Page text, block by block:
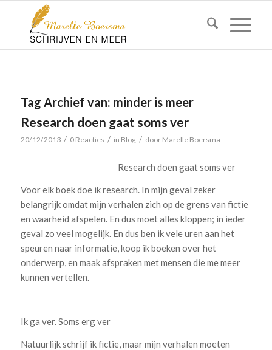
Tag Archief van: minder is meer
Research doen gaat soms ver
20/12/2013 / 0 Reacties / in Blog / door Marelle Boersma
Research doen gaat soms ver
Voor elk boek doe ik research. In mijn geval zeker
belangrijk omdat mijn verhalen zich op de grens van fictie
en waarheid afspelen. En dus moet alles kloppen; in ieder
geval zo veel mogelijk. En dus ben ik vele uren aan het
speuren naar informatie, koop ik boeken over het
onderwerp, en maak afspraken met mensen die me meer
kunnen vertellen.
Ik ga ver. Soms erg ver
Natuurlijk schrijf ik fictie, maar mijn verhalen moeten